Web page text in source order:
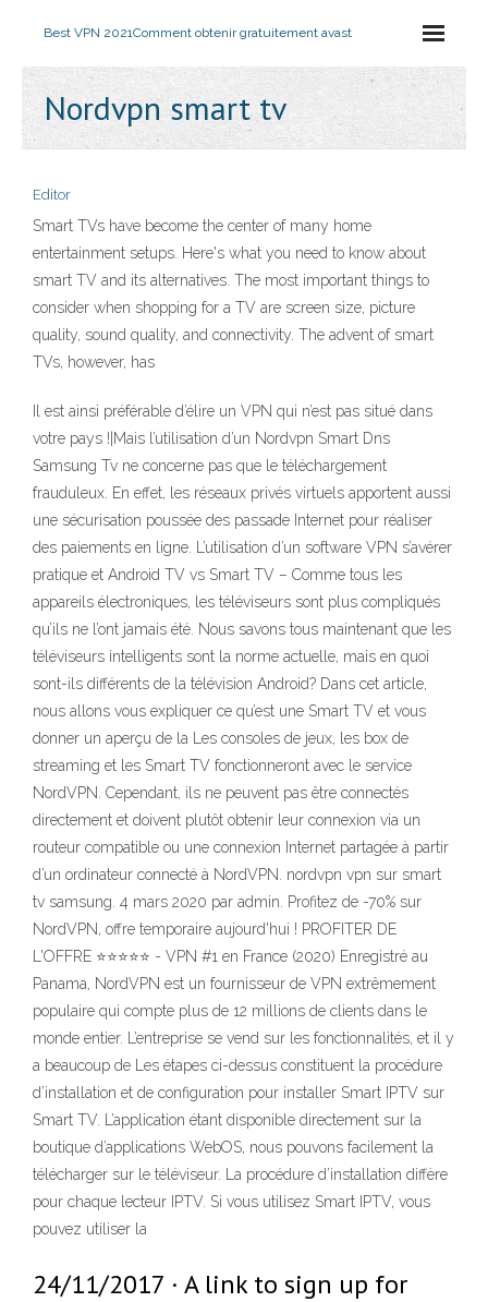
Best VPN 2021Comment obtenir gratuitement avast
Nordvpn smart tv
Editor
Smart TVs have become the center of many home
entertainment setups. Here's what you need to know about
smart TV and its alternatives. The most important things to
consider when shopping for a TV are screen size, picture
quality, sound quality, and connectivity. The advent of smart
TVs, however, has
Il est ainsi préférable d’élire un VPN qui n’est pas situé dans
votre pays !|Mais l’utilisation d’un Nordvpn Smart Dns
Samsung Tv ne concerne pas que le téléchargement
frauduleux. En effet, les réseaux privés virtuels apportent aussi
une sécurisation poussée des passade Internet pour réaliser
des paiements en ligne. L’utilisation d’un software VPN s’avérer
pratique et Android TV vs Smart TV – Comme tous les
appareils électroniques, les téléviseurs sont plus compliqués
qu’ils ne l’ont jamais été. Nous savons tous maintenant que les
téléviseurs intelligents sont la norme actuelle, mais en quoi
sont-ils différents de la télévision Android? Dans cet article,
nous allons vous expliquer ce qu’est une Smart TV et vous
donner un aperçu de la Les consoles de jeux, les box de
streaming et les Smart TV fonctionneront avec le service
NordVPN. Cependant, ils ne peuvent pas être connectés
directement et doivent plutôt obtenir leur connexion via un
routeur compatible ou une connexion Internet partagée à partir
d’un ordinateur connecté à NordVPN. nordvpn vpn sur smart
tv samsung. 4 mars 2020 par admin. Profitez de -70% sur
NordVPN, offre temporaire aujourd'hui ! PROFITER DE
L'OFFRE ⭐⭐⭐⭐⭐ - VPN #1 en France (2020) Enregistré au
Panama, NordVPN est un fournisseur de VPN extrêmement
populaire qui compte plus de 12 millions de clients dans le
monde entier. L’entreprise se vend sur les fonctionnalités, et il y
a beaucoup de Les étapes ci-dessus constituent la procédure
d’installation et de configuration pour installer Smart IPTV sur
Smart TV. L’application étant disponible directement sur la
boutique d’applications WebOS, nous pouvons facilement la
télécharger sur le téléviseur. La procédure d’installation diffère
pour chaque lecteur IPTV. Si vous utilisez Smart IPTV, vous
pouvez utiliser la
24/11/2017 · A link to sign up for